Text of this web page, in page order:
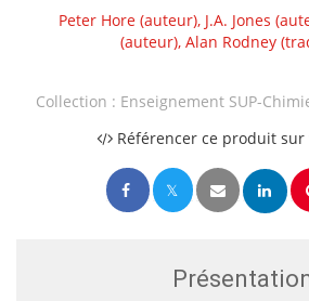
Peter Hore (auteur), J.A. Jones
(auteur), Alan Rodney
Collection : Enseignement SUP-
Référencer ce produit sur